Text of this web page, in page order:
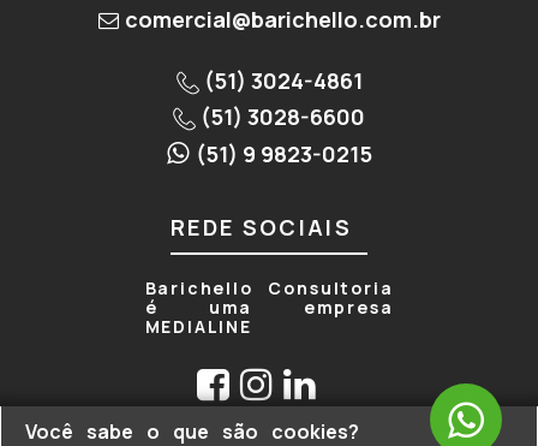
comercial@barichello.com.br
(51) 3024-4861
(51) 3028-6600
(51) 9 9823-0215
REDE SOCIAIS
Barichello Consultoria
é uma empresa
MEDIALINE
Você sabe o que são cookies?